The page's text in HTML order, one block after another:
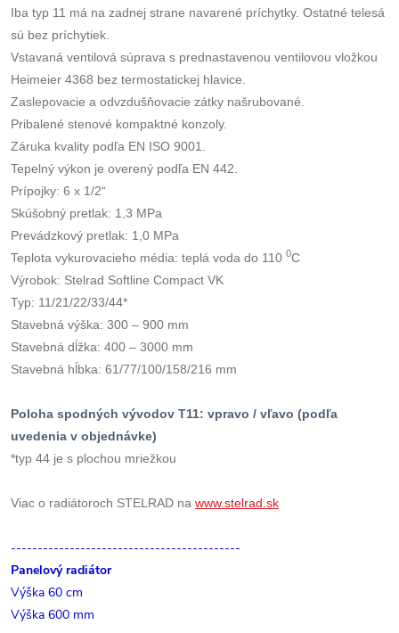
Iba typ 11 má na zadnej strane navarené príchytky. Ostatné telesá
sú bez príchytiek.
Vstavaná ventilová súprava s prednastavenou ventilovou vložkou
Heimeier 4368 bez termostatickej hlavice.
Zaslepovacie a odvzdušňovacie zátky našrubované.
Pribalené stenové kompaktné konzoly.
Záruka kvality podľa EN ISO 9001.
Tepelný výkon je overený podľa EN 442.
Prípojky: 6 x 1/2“
Skúšobný pretlak: 1,3 MPa
Prevádzkový pretlak: 1,0 MPa
Teplota vykurovacieho média: teplá voda do 110 0C
Výrobok: Stelrad Softline Compact VK
Typ: 11/21/22/33/44*
Stavebná výška: 300 – 900 mm
Stavebná dĺžka: 400 – 3000 mm
Stavebná hĺbka: 61/77/100/158/216 mm
Poloha spodných vývodov T11: vpravo / vľavo (podľa
uvedenia v objednávke)
*typ 44 je s plochou mriežkou
Viac o radiátoroch STELRAD na www.stelrad.sk
-------------------------------------------
Panelový radiátor
Výška 60 cm
Výška 600 mm